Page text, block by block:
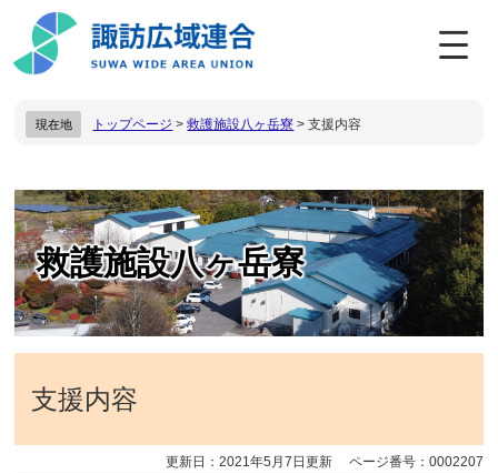
ジ
。
ュ
て
本
文
へ
現在地 トップページ >救護施設八ヶ岳寮 >支援内容
本
文
救護施設八ヶ岳寮
支援内容
更新日：2021年5月7日更新 ページ番号：0002207